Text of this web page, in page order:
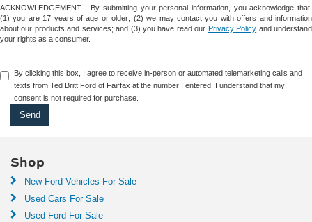
ACKNOWLEDGEMENT - By submitting your personal information, you acknowledge that:
(1) you are 17 years of age or older; (2) we may contact you with offers and information
about our products and services; and (3) you have read our Privacy Policy and understand
your rights as a consumer.
By clicking this box, I agree to receive in-person or automated telemarketing calls and
texts from Ted Britt Ford of Fairfax at the number I entered. I understand that my
consent is not required for purchase.
Shop
New Ford Vehicles For Sale
Used Cars For Sale
Used Ford For Sale